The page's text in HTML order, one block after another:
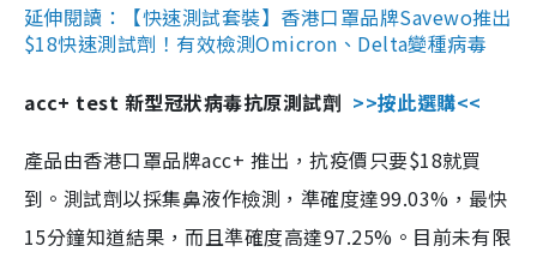
延伸閱讀：【快速測試套裝】香港口罩品牌Savewo推出
$18快速測試劑！有效檢測Omicron、Delta變種病毒
acc+ test 新型冠狀病毒抗原測試劑 >>按此選購<<
產品由香港口罩品牌acc+ 推出，抗疫價只要$18就買
到。測試劑以採集鼻液作檢測，準確度達99.03%，最快
15分鐘知道結果，而且準確度高達97.25%。目前未有限